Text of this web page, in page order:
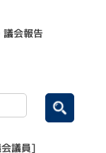
議会報告
議員]